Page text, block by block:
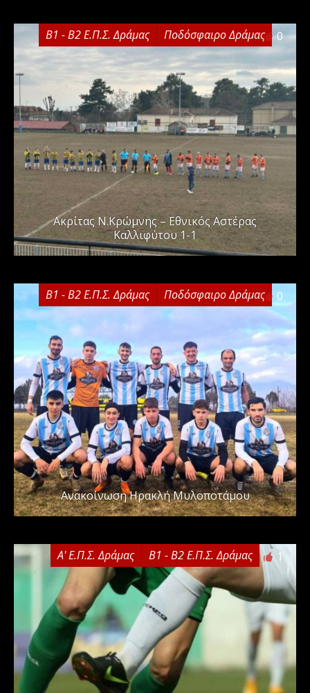
Β1 - Β2 Ε.Π.Σ. Δράμας Ποδόσφαιρο Δράμας 0
Ακρίτας Ν.Κρώμνης – Εθνικός Αστέρας
Καλλιφύτου 1-1
Β1 - Β2 Ε.Π.Σ. Δράμας Ποδόσφαιρο Δράμας 0
Ανακοίνωση Ηρακλή Μυλοποτάμου
Α' Ε.Π.Σ. Δράμας Β1 - Β2 Ε.Π.Σ. Δράμας 1